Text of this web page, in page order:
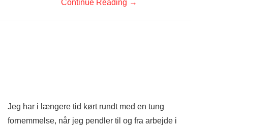
Continue Reading →
Jeg har i længere tid kørt rundt med en tung
fornemmelse, når jeg pendler til og fra arbejde i